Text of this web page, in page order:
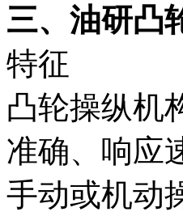
三、油研凸
特征
凸轮操纵机
准确、响应
手动或机动